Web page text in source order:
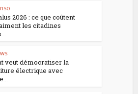
2026 : ce que coûtent
les citadines
veut démocratiser la
électrique avec